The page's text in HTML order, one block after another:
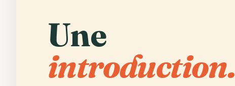
Une
introduction.